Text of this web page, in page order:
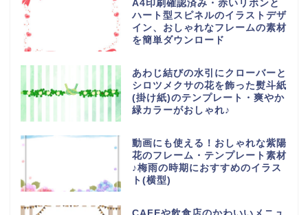
A4印刷確認済み・赤いリボンと
ハート型スピネルのイラストデザ
イン、おしゃれなフレームの素材
を簡単ダウンロード
あわじ結びの水引にクローバーと
シロツメクサの花を飾った熨斗紙
(掛け紙)のテンプレート・爽やか
緑カラーがおしゃれ♪
動画にも使える！おしゃれな紫陽
花のフレーム・テンプレート素材
♪梅雨の時期におすすめのイラス
ト(横型)